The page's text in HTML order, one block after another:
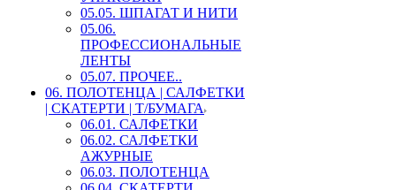
05.05. ШПАГАТ И НИТИ
05.06.
ПРОФЕССИОНАЛЬНЫЕ
ЛЕНТЫ
05.07. ПРОЧЕЕ..
06. ПОЛОТЕНЦА | САЛФЕТКИ
| СКАТЕРТИ | Т/БУМАГА
06.01. САЛФЕТКИ
06.02. САЛФЕТКИ
АЖУРНЫЕ
06.03. ПОЛОТЕНЦА